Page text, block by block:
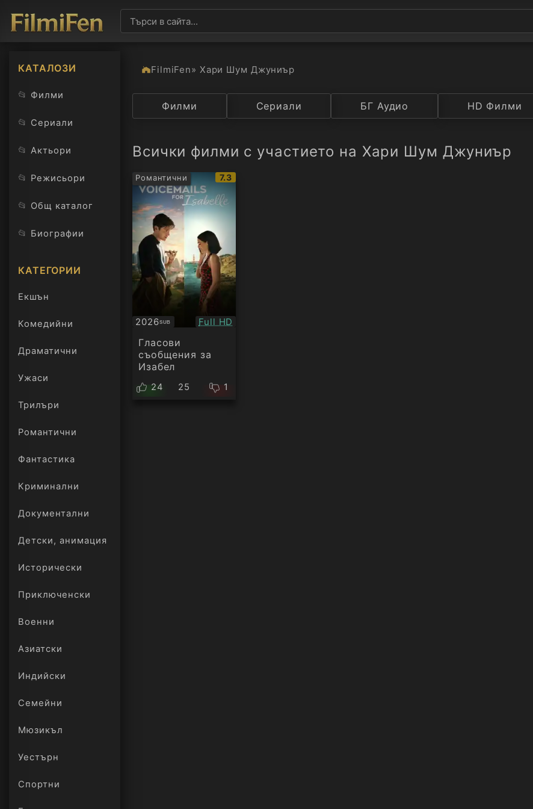
КАТАЛОЗИ
📂 Филми
📂 Сериали
📂 Актьори
📂 Режисьори
📂 Общ каталог
📂 Биографии
КАТЕГОРИИ
Екшън
Комедийни
Драматични
Ужаси
Трилъри
онлайн
Романтични
Фантастика
Криминални
Документални
Детски, анимация
Исторически
Приключенски
Военни
Азиатски
Индийски
Семейни
Мюзикъл
Уестърн
Спортни
FilmiFen» Хари Шум Джуниър
Категория Държава Рейтинг
Филми Сериали БГ Аудио HD Филми
Всички филми с участието на Хари Шум Джуниър
Романтични
IMDb
7.3
2026SUB
Субтитри Качество:
Full HD
Гласови
съобщения за
Изабел
24 25 1